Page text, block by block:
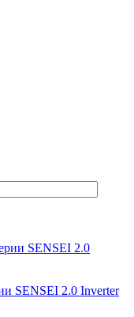
SENSEI 2.0 Inverter